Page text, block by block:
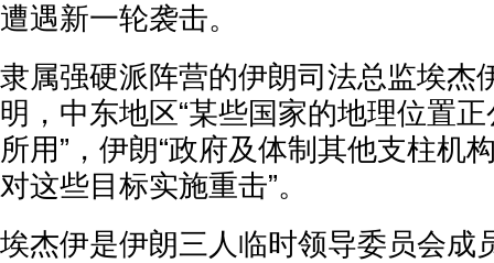
遭遇新一轮袭击。
隶属强硬派阵营的伊朗司法总监埃杰
明，中东地区“某些国家的地理位置
所用”，伊朗“政府及体制其他支柱机
对这些目标实施重击”。
埃杰伊是伊朗三人临时领导委员会成